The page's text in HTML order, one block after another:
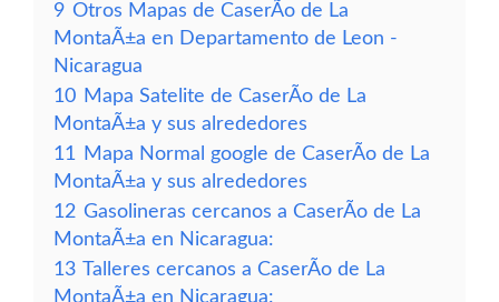
9 Otros Mapas de CaserÃ­o de La
MontaÃ±a en Departamento de Leon -
Nicaragua
10 Mapa Satelite de CaserÃ­o de La
MontaÃ±a y sus alrededores
11
Mapa Normal google de CaserÃ­o de La
MontaÃ±a y sus alrededores
12 Gasolineras cercanos a CaserÃ­o de La
MontaÃ±a en Nicaragua:
13 Talleres cercanos a CaserÃ­o de La
MontaÃ±a en Nicaragua: